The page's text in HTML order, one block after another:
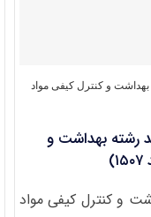
و کنترل کیفی مواد
رشته بهداشت و
و کنترل کیفی مواد